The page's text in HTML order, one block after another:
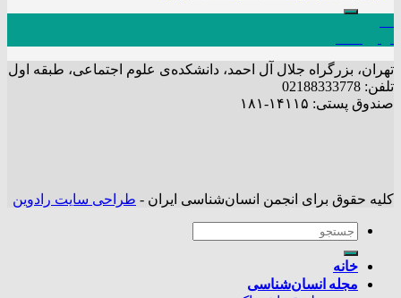
تهران، بزرگراه جلال آل احمد، دانشکده‌ی علوم اجتماعی، طبقه اول
تلفن: 02188333778
صندوق پستی: ۱۴۱۱۵-۱۸۱
کلیه حقوق برای انجمن انسان‌شناسی ایران - طراحی سایت رادوین
خانه
مجله انسان‌شناسی